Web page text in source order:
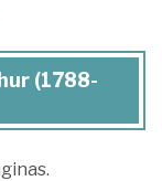
(1788-